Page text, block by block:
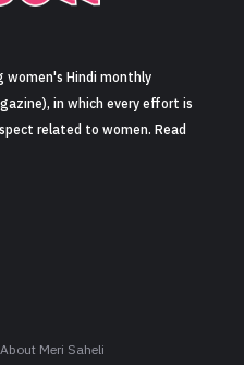
आया. इस बार वही
हैंड-पंपों का जल-
छात्रों ने व्यवस्था को
राष्ट्रीय संगोष्ठी से लौटते हुए राहुल